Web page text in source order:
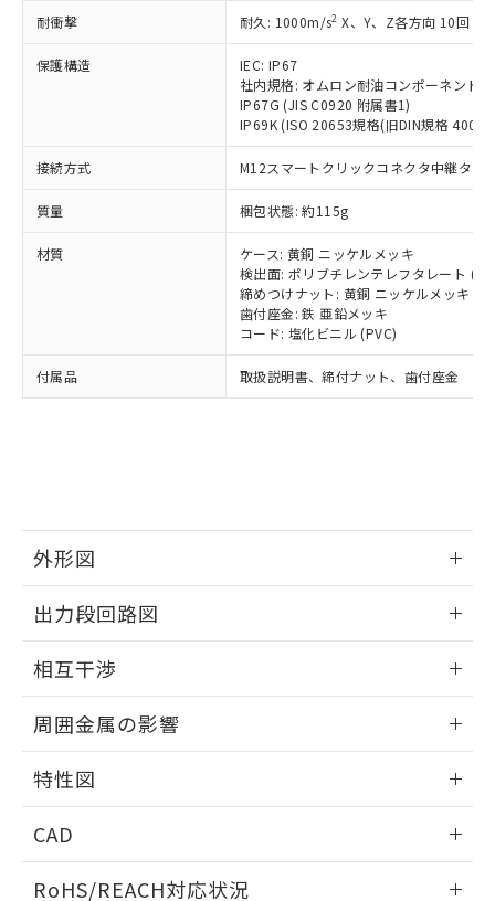
耐衝撃 耐久: 1000m/s2 X、Y、Z各方向 10回
保護構造
IEC: IP67
社内規格: オムロン耐油コンポーネント
IP67G (JIS C0920 附属書1)
IP69K (ISO 20653規格(旧DIN規格
接続方式 M12スマートクリックコネクタ中継タイ
質量 梱包状態: 約115g
材質
ケース: 黄銅 ニッケルメッキ
検出面: ポリブチレンテレフタレート
締めつけナット: 黄銅 ニッケルメッキ
歯付座金: 鉄 亜鉛メッキ
コード: 塩化ビニル (PVC)
付属品 取扱説明書、締付ナット、歯付座金
外形図
外形図
出力段回路図
出力段回路図
相互干渉
相互干渉
周囲金属の影響
周囲金属の影響
特性図
検出物体の大きさと材質による影響
CAD
ドすることができます。
RoHS/REACH対応状況
タに基づき作成されるものであり、閲
覧された時点での実際の在庫および標
準価格とは異なる場合があることをご
了承ください。
正式な納期状況および標準価格はお客
様のお取引先、またはお客様担当のオ
ムロン制御機器販売店・当社販売員に
ご相談ください。
オムロン制御機器販売店や当社販売拠
販売ネットワーク
」をご確認
在庫状況および標準価格結果を当社の
事前の承諾なく第三者に漏洩または開
示しないようお願いします。
マイパーツ機能（部品リスト作成サー
ビス）をご利用いただくには、I-Web
メンバーズにご登録されている必要が
引・商談に必要な範囲で利用すること
※当社の共同利用者とは、"個人情報
の共同利用に関して"
用者の範囲」に記載されている法人を
鉛(Pb) 1000ppm以下、 水銀(Hg) 1000ppm以下、 カド
ミウム(Cd) 100ppm以下、
六価クロム(Cr(Ⅵ)) 1000ppm以下、ポリ臭化ビフェニル
類(PBB) 1000ppm以下、ポリ臭化ジフェニルエーテル類
(PBDE) 1000ppm以下、フタル酸ビス(2-エチルヘキシ
ル) (DEHP)(別名：DOP) 1000ppm以下、フタル酸ブチ
ルベンジル（BBP） 1000ppm以下、フタル酸ジブチル
（DBP） 1000ppm以下、フタル酸ジイソブチル
(DIBP) 1000ppm以下
但し、RoHS指令で産業用監視および制御機器に対する
フタル酸エステル類の４物質については閾値を超える意
部品在庫の切り替え状況などにより、予定
月が前後することがあります。
とができます。
EU RoHS指令（10物質）の非含有証明書
※本証明書は発行日時点で非含有を証明す
るもので、過去に遡って非含有を証明する
ものではありません。
物質の対応では、対応完了までの期間は出
荷製品に未対応品が混在することから備考
欄に対応日を記載しておりました。
既に当社にて対応品への在庫切替を完了
していることから、特段のことがない限
*中国RoHS10物質の基準値 (GB/T26572)：
Pb(鉛) :1000ppm、 Hg(水銀) : 1000ppm、 Cd(カドミウ
ム) : 100ppm、
Cr(Ⅵ)(六価クロム) : 1000ppm、 PBBs(ポリ臭化ビフェ
ニル類) : 1000ppm、 PBDEs(ポリ臭化ジフェニルエーテ
DBP(フタル酸ジブチル) : 1000ppm、 DIBP(フタル酸ジ
イソブチル) : 1000ppm、 BBP(フタル酸ブチルベンジ
ル) : 1000ppm、
※2 環境保護使用期限
「ｅ」：有害物質（10物質）のすべてが基
準値以下であることを示します。
「10」：通常の使用状況下において有害物
質が外部に漏えいし、環境に深刻な影響を
及ぼさない年数を意味します。
または国外への提供する場合は、日本
国政府の輸出許可(または役務取引許
可)を取得するなどの必要な手続きを
当社は規制貨物を破棄する場合は、完
全に破砕するなど、違法に輸出されな
当社は貴社製品を、核兵器、ミサイ
ル、化学兵器、生物兵器またはその他
武器並びにこれらの製造装置等に一切
使用いたしません。
当社は、貴社製品を第三者に販売する
場合は、上記1、2および3の内容を当
該第三者に通知します。また当社は、
販売先および販売に係わる関係者が違
法に輸出するおそれがある場合は、取
り引きをいたしません。
合意する キャンセル
一定数以上の在庫あり
一定数には満たないが在庫あり
在庫なし(最新の在庫状況につ
いては、お客様のお取引先、ま
たはお客様担当のオムロン制御
機器販売店・当社販売員にご確
認ください)
受注生産機種、また在庫状況の
情報を公開していない機種